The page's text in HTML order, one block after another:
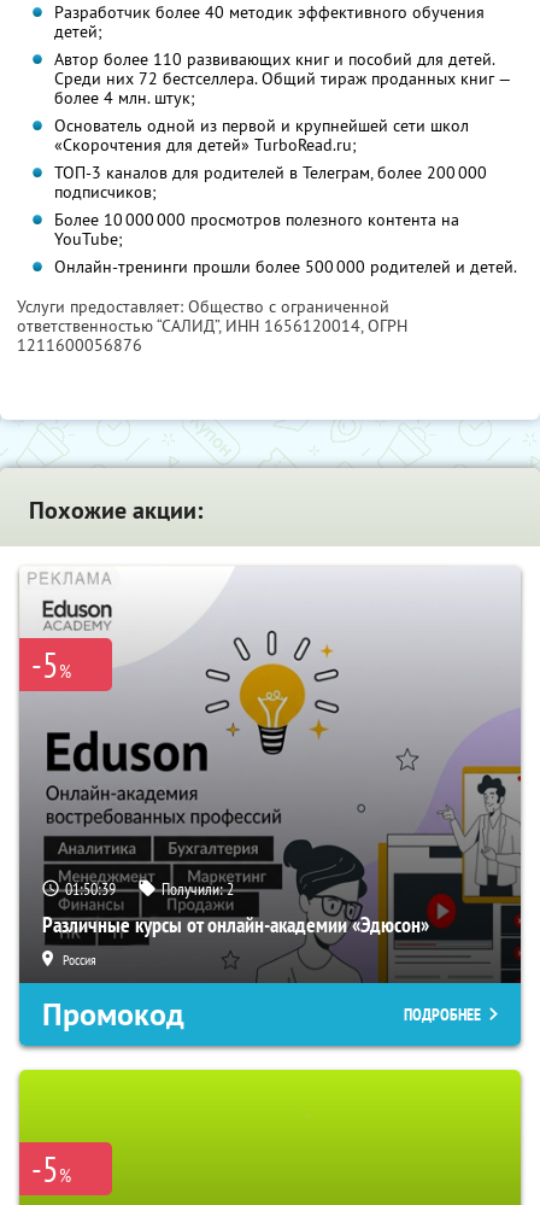
Разработчик более 40 методик эффективного обучения
детей;
Автор более 110 развивающих книг и пособий для детей.
Среди них 72 бестселлера. Общий тираж проданных книг —
более 4 млн. штук;
Основатель одной из первой и крупнейшей сети школ
«Скорочтения для детей» TurboRead.ru;
ТОП-3 каналов для родителей в Телеграм, более 200 000
подписчиков;
Более 10 000 000 просмотров полезного контента на
YouTube;
Онлайн-тренинги прошли более 500 000 родителей и детей.
Услуги предоставляет: Общество с ограниченной
ответственностью “САЛИД”, ИНН 1656120014, ОГРН
1211600056876
Похожие акции:
-5%
01:50:38 Получили:2
Различные курсы от онлайн-академии «Эдюсон»
Россия
Промокод ПОДРОБНЕЕ
-5%